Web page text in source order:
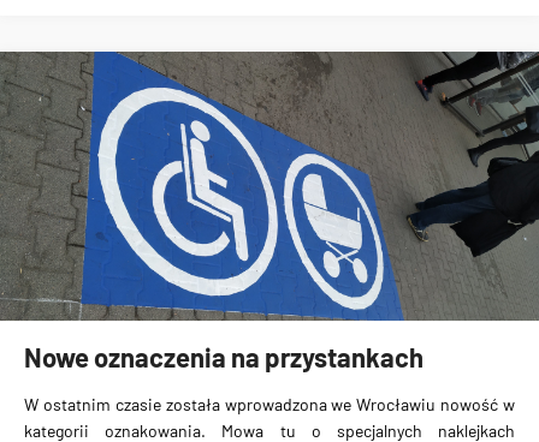
Nowe oznaczenia na przystankach
W ostatnim czasie została wprowadzona we Wrocławiu nowość w
kategorii oznakowania. Mowa tu o specjalnych naklejkach